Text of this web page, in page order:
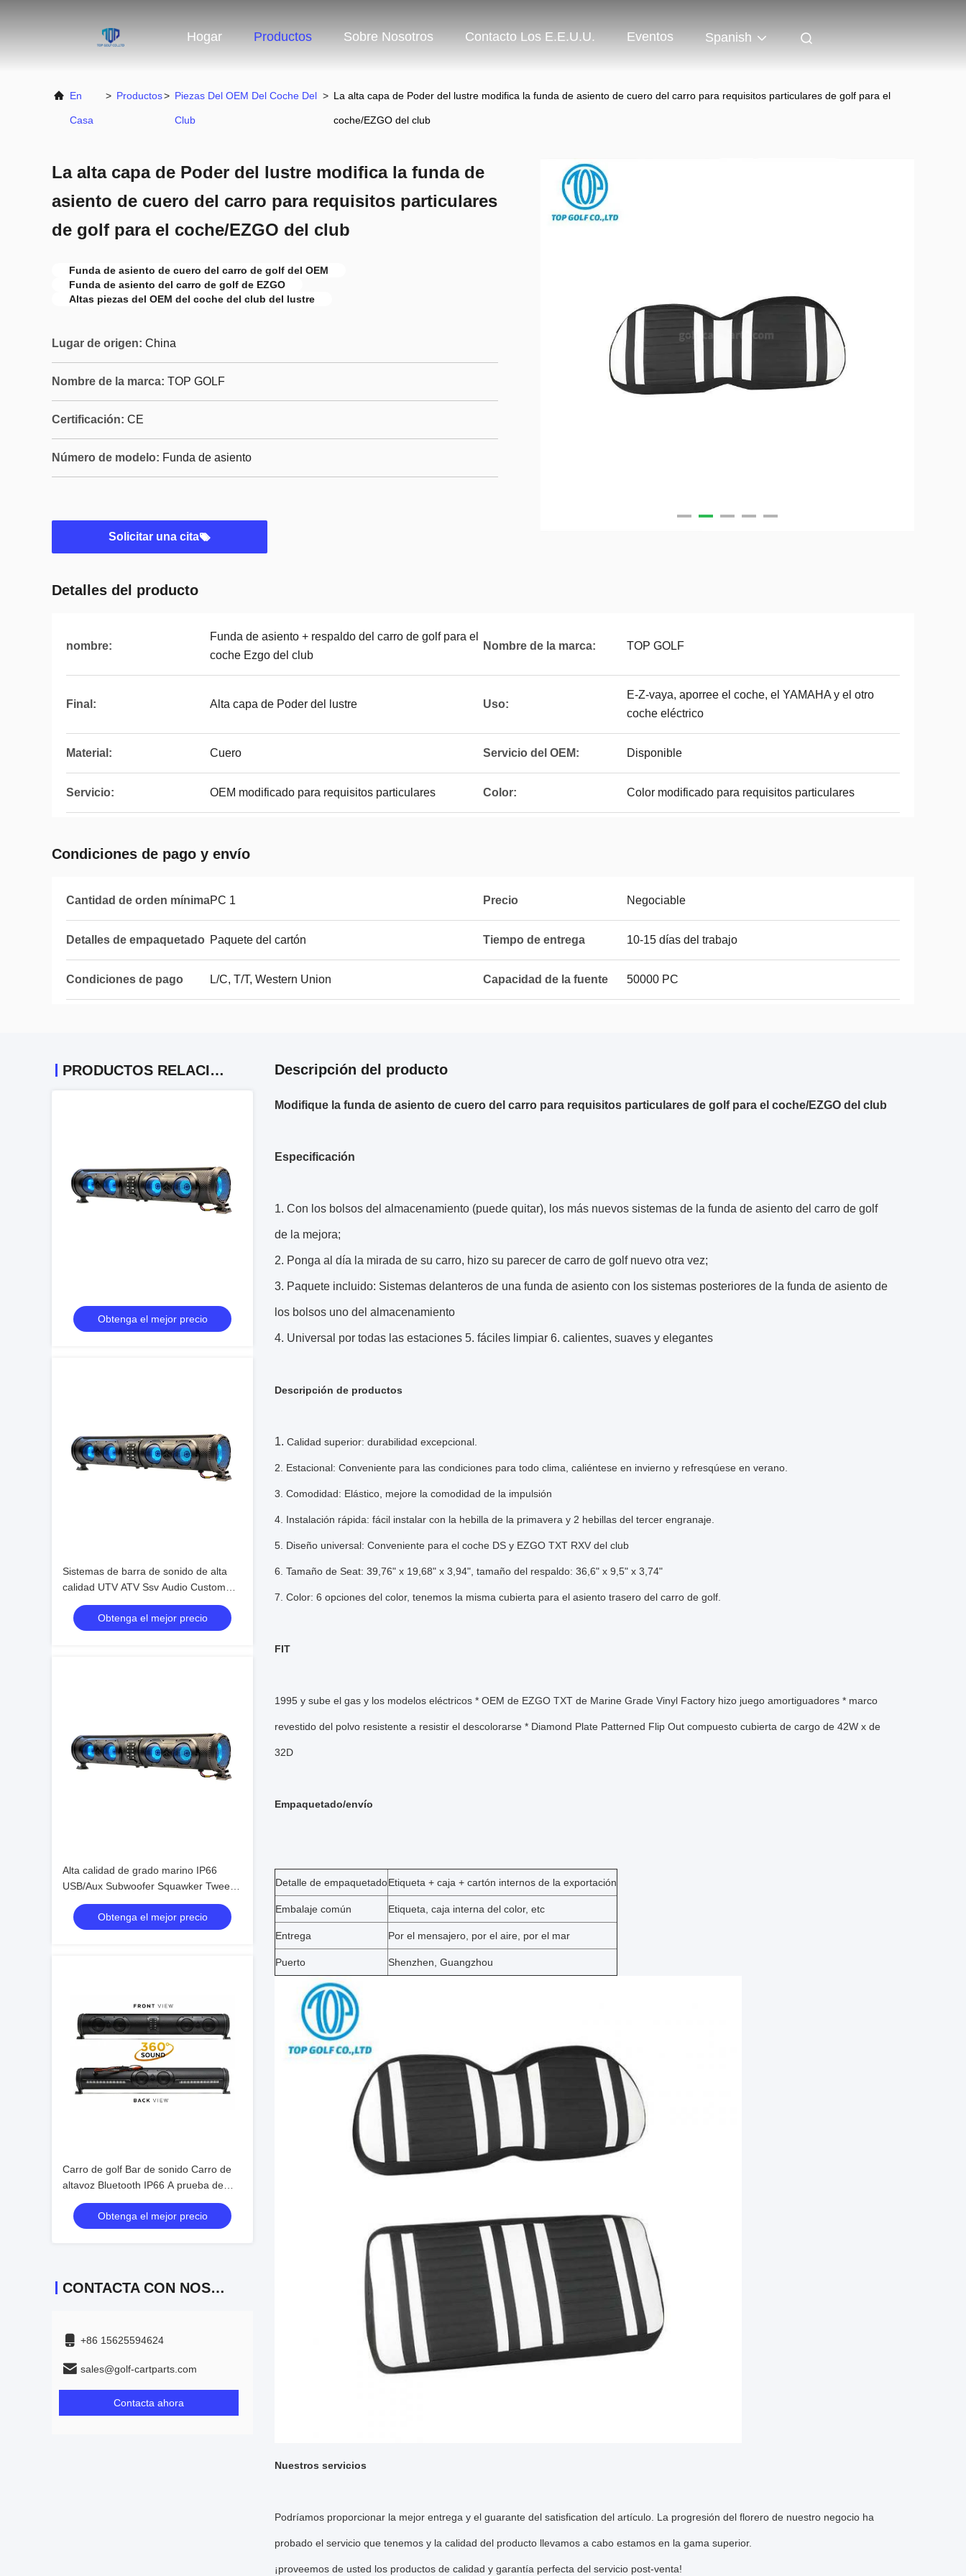
Hogar Productos Sobre Nosotros Contacto Los E.E.U.U. Eventos Spanish
En
Casa
> Productos> Piezas Del OEM Del Coche Del
Club
> La alta capa de Poder del lustre modifica la funda de asiento de cuero del carro para requisitos particulares de golf para el
coche/EZGO del club
La alta capa de Poder del lustre modifica la funda de
asiento de cuero del carro para requisitos particulares
de golf para el coche/EZGO del club
Funda de asiento de cuero del carro de golf del OEM
Funda de asiento del carro de golf de EZGO
Altas piezas del OEM del coche del club del lustre
Lugar de origen: China
Nombre de la marca: TOP GOLF
Certificación: CE
Número de modelo: Funda de asiento
Solicitar una cita
Detalles del producto
nombre:
Funda de asiento + respaldo del carro de golf para el
coche Ezgo del club
Nombre de la marca: TOP GOLF
Final: Alta capa de Poder del lustre Uso:
E-Z-vaya, aporree el coche, el YAMAHA y el otro
coche eléctrico
Material: Cuero Servicio del OEM: Disponible
Servicio: OEM modificado para requisitos particulares Color: Color modificado para requisitos particulares
Condiciones de pago y envío
Cantidad de orden mínimaPC 1 Precio Negociable
Detalles de empaquetado Paquete del cartón Tiempo de entrega 10-15 días del trabajo
Condiciones de pago L/C, T/T, Western Union Capacidad de la fuente 50000 PC
PRODUCTOS RELACIONADOS
Obtenga el mejor precio
Sistemas de barra de sonido de alta
calidad UTV ATV Ssv Audio Custom
Blue Tooth 4 altavoces Control remoto
IP66 USB a prueba de agua
Obtenga el mejor precio
Alta calidad de grado marino IP66
USB/Aux Subwoofer Squawker Tweeter
altavoz Carrito de golf eléctrico Barra
de sonido Bluetooth
Obtenga el mejor precio
Carro de golf Bar de sonido Carro de
altavoz Bluetooth IP66 A prueba de
polvo y a prueba de agua Campo de
sonido Acústica Audio maravilloso
Obtenga el mejor precio
CONTACTA CON NOSOTROS
+86 15625594624
sales@golf-cartparts.com
Contacta ahora
Descripción del producto
Modifique la funda de asiento de cuero del carro para requisitos particulares de golf para el coche/EZGO del club
Especificación
1. Con los bolsos del almacenamiento (puede quitar), los más nuevos sistemas de la funda de asiento del carro de golf
de la mejora;
2. Ponga al día la mirada de su carro, hizo su parecer de carro de golf nuevo otra vez;
3. Paquete incluido: Sistemas delanteros de una funda de asiento con los sistemas posteriores de la funda de asiento de
los bolsos uno del almacenamiento
4. Universal por todas las estaciones 5. fáciles limpiar 6. calientes, suaves y elegantes
Descripción de productos
1. Calidad superior: durabilidad excepcional.
2. Estacional: Conveniente para las condiciones para todo clima, caliéntese en invierno y refresqúese en verano.
3. Comodidad: Elástico, mejore la comodidad de la impulsión
4. Instalación rápida: fácil instalar con la hebilla de la primavera y 2 hebillas del tercer engranaje.
5. Diseño universal: Conveniente para el coche DS y EZGO TXT RXV del club
6. Tamaño de Seat: 39,76" x 19,68" x 3,94", tamaño del respaldo: 36,6" x 9,5" x 3,74"
7. Color: 6 opciones del color, tenemos la misma cubierta para el asiento trasero del carro de golf.
FIT
1995 y sube el gas y los modelos eléctricos * OEM de EZGO TXT de Marine Grade Vinyl Factory hizo juego amortiguadores * marco
revestido del polvo resistente a resistir el descolorarse * Diamond Plate Patterned Flip Out compuesto cubierta de cargo de 42W x de
32D
Empaquetado/envío
Detalle de empaquetadoEtiqueta + caja + cartón internos de la exportación
Embalaje común Etiqueta, caja interna del color, etc
Entrega Por el mensajero, por el aire, por el mar
Puerto Shenzhen, Guangzhou
Nuestros servicios
Podríamos proporcionar la mejor entrega y el guarante del satisfication del artículo. La progresión del florero de nuestro negocio ha
probado el servicio que tenemos y la calidad del producto llevamos a cabo estamos en la gama superior.
¡proveemos de usted los productos de calidad y garantía perfecta del servicio post-venta!